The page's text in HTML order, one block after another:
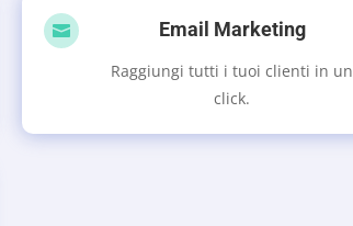
 Email Marketing
Raggiungi tutti i tuoi clienti in un
click.